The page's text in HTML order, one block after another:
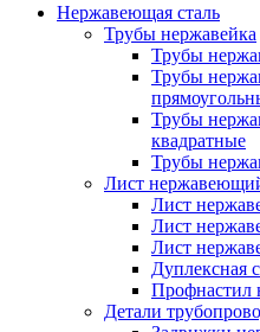
Нержавеющая сталь
Трубы нержавейка
Трубы
Трубы
Трубы
квадратные
Трубы
Лист
Лист
Лист
Лист
Дуплексная
Профнастил
Детали